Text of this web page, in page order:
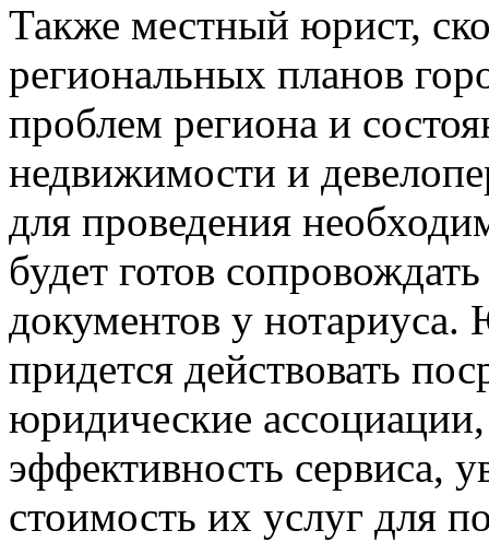
Также местный юрист,
региональных планов
проблем региона и
недвижимости и
для проведения
будет готов
документов у нотариуса.
придется действовать
юридические
эффективность сервиса,
стоимость их услуг для